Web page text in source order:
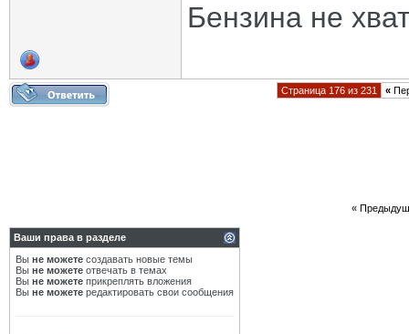
Бензина не
Страница 176 из 231 «
«
Ваши права в разделе
Вы не можете создавать новые темы
Вы не можете отвечать в темах
Вы не можете прикреплять вложения
Вы не можете редактировать свои сообщения